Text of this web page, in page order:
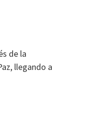
de la
llegando a